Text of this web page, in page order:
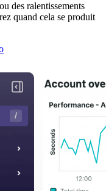
des ralentissements
quand cela se produit